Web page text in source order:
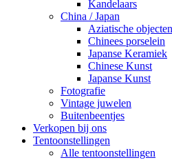
Kandelaars
China / Japan
Aziatische objecten
Chinees porselein
Japanse Keramiek
Chinese Kunst
Japanse Kunst
Fotografie
Vintage juwelen
Buitenbeentjes
Verkopen bij ons
Tentoonstellingen
Alle tentoonstellingen